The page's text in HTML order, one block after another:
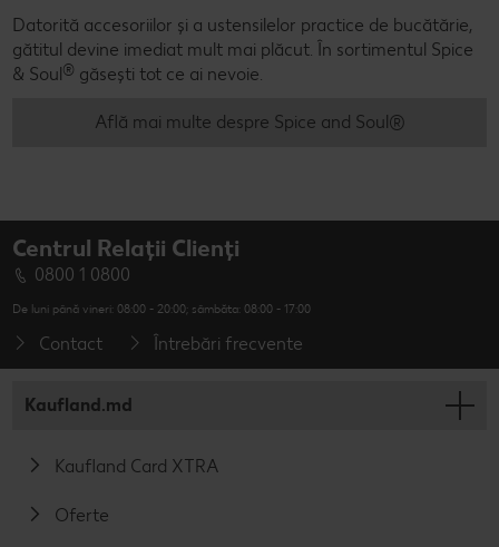
Datorită accesoriilor și a ustensilelor practice de bucătărie,
gătitul devine imediat mult mai plăcut. În sortimentul Spice
& Soul® găsești tot ce ai nevoie.
Află mai multe despre Spice and Soul®
Centrul Relații Clienți
0800 1 0800
De luni până vineri: 08:00 - 20:00; sâmbăta: 08:00 - 17:00
Contact Întrebări frecvente
Kaufland.md
Kaufland Card XTRA
Oferte